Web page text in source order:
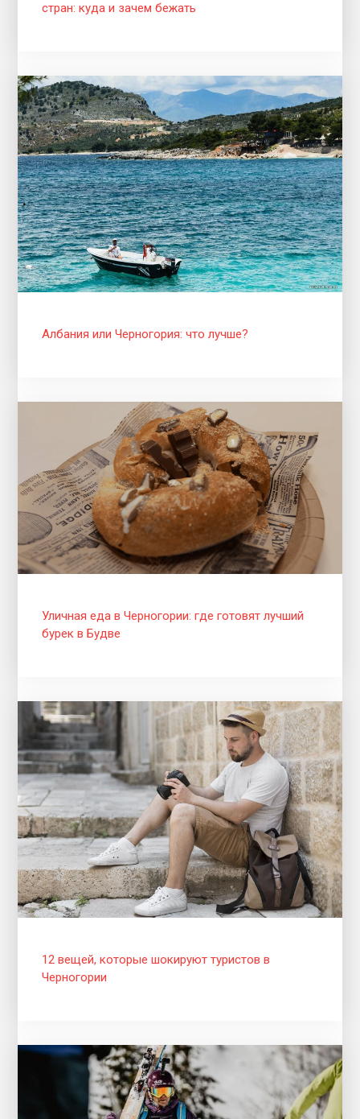
стран: куда и зачем бежать
Албания или Черногория: что лучше?
Уличная еда в Черногории: где готовят лучший
бурек в Будве
12 вещей, которые шокируют туристов в
Черногории